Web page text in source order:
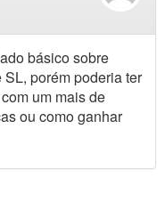
básico sobre
porém poderia ter
um mais de
ou como ganhar